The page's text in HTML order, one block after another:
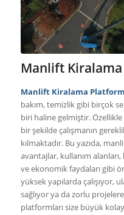
Manlift
Manlift Kiralama Platform
bakım, temizlik gibi birçok
biri haline gelmiştir.
bir şekilde çalışmanın
kılmaktadır. Bu yazıda,
avantajlar, kullanım
ve ekonomik faydaları gibi
yüksek yapılarda çalışıyor,
sağlıyor ya da zorlu
platformları size büyük